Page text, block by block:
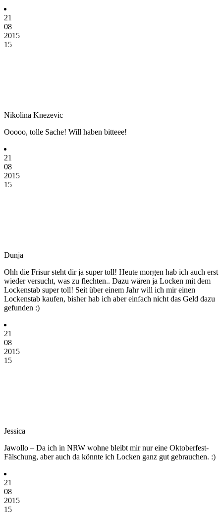
21
08
2015
15
Nikolina Knezevic
Ooooo, tolle Sache! Will haben bitteee!
21
08
2015
15
Dunja
Ohh die Frisur steht dir ja super toll! Heute morgen hab ich auch erst
wieder versucht, was zu flechten.. Dazu wären ja Locken mit dem
Lockenstab super toll! Seit über einem Jahr will ich mir einen
Lockenstab kaufen, bisher hab ich aber einfach nicht das Geld dazu
gefunden :)
21
08
2015
15
Jessica
Jawollo – Da ich in NRW wohne bleibt mir nur eine Oktoberfest-
Fälschung, aber auch da könnte ich Locken ganz gut gebrauchen. :)
21
08
2015
15